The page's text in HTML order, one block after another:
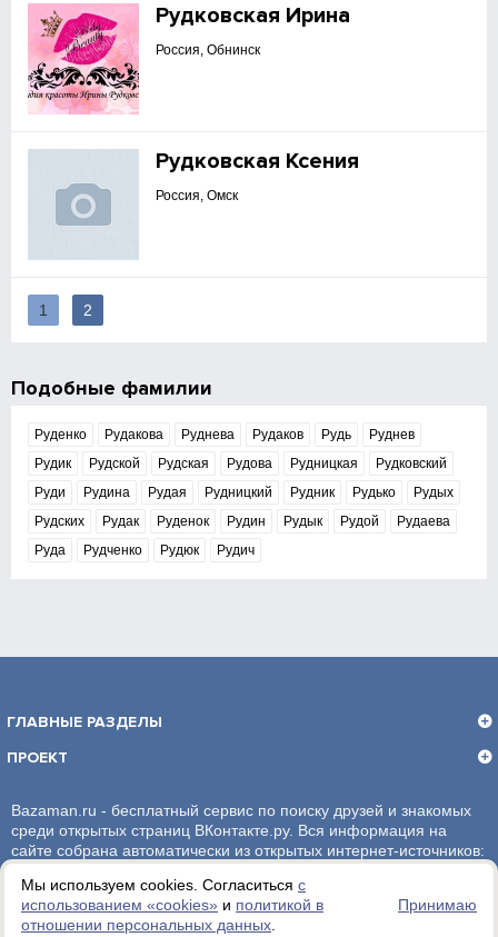
Мы используем cookies. Согласиться с
использованием «сookies» и политикой в
отношении персональных данных
Принимаю
Рудковская Ирина
Россия, Обнинск
Рудковская Ксения
Россия, Омск
1 2
Подобные фамилии
Руденко Рудакова Руднева Рудаков Рудь
Руднев
Рудик
Рудской Рудская Рудова Рудницкая
Рудковский
Руди
Рудина Рудая Рудницкий Рудник Рудько
Рудых
Рудских
Рудак Руденок Рудин Рудык Рудой
Рудаева
Руда
Рудченко Рудюк Рудич
ГЛАВНЫЕ РАЗДЕЛЫ
ПРОЕКТ
Bazaman.ru - бесплатный сервис по поиску друзей и знакомых
среди открытых страниц ВКонтакте.ру. Вся информация на
сайте собрана автоматически из открытых интернет-источников:
администрация сайта ответственности не несет.
Политика обработки персональных данных